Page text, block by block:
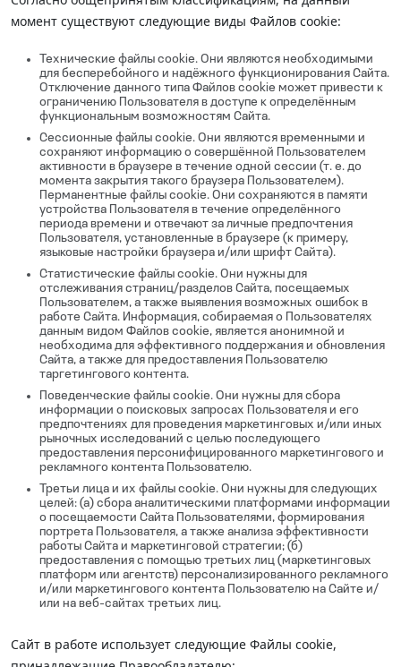
момент существуют следующие виды Файлов cookie:
Технические файлы cookie. Они являются необходимыми
для бесперебойного и надёжного функционирования Сайта.
Отключение данного типа Файлов cookie может привести к
ограничению Пользователя в доступе к определённым
функциональным возможностям Сайта.
Сессионные файлы cookie. Они являются временными и
сохраняют информацию о совершённой Пользователем
активности в браузере в течение одной сессии (т. е. до
момента закрытия такого браузера Пользователем).
Перманентные файлы cookie. Они сохраняются в памяти
устройства Пользователя в течение определённого
периода времени и отвечают за личные предпочтения
Пользователя, установленные в браузере (к примеру,
языковые настройки браузера и/или шрифт Сайта).
Статистические файлы cookie. Они нужны для
отслеживания страниц/разделов Сайта, посещаемых
Пользователем, а также выявления возможных ошибок в
работе Сайта. Информация, собираемая о Пользователях
данным видом Файлов cookie, является анонимной и
необходима для эффективного поддержания и обновления
Сайта, а также для предоставления Пользователю
таргетингового контента.
Поведенческие файлы cookie. Они нужны для сбора
информации о поисковых запросах Пользователя и его
предпочтениях для проведения маркетинговых и/или иных
рыночных исследований с целью последующего
предоставления персонифицированного маркетингового и
рекламного контента Пользователю.
Третьи лица и их файлы cookie. Они нужны для следующих
целей: (а) сбора аналитическими платформами информации
о посещаемости Сайта Пользователями, формирования
портрета Пользователя, а также анализа эффективности
работы Сайта и маркетинговой стратегии; (б)
предоставления с помощью третьих лиц (маркетинговых
платформ или агентств) персонализированного рекламного
и/или маркетингового контента Пользователю на Сайте и/
или на веб-сайтах третьих лиц.
Сайт в работе использует следующие Файлы cookie,